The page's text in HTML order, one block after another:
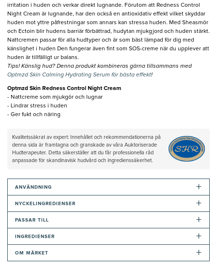
irritation i huden och verkar direkt lugnande. Förutom att Redness Control
Night Cream är lugnande, har den också en antioxidativ effekt vilket skyddar
huden mot yttre påfrestningar som annars kan stressa huden. Med Sheasmör
och Ectoin blir hudens barriär förbättrad, hudytan mjukgjord och huden stärkt.
Nattcremen passar för alla hudtyper och är som bäst lämpad för dig med
känslighet i huden Den fungerar även fint som SOS-creme när du upplever att
huden är tillfälligt ur balans.
Tips! Känslig hud? Denna produkt kombineras gärna tillsammans med
Optmzd Skin Calming Hydrating Serum för bästa effekt!
Optmzd Skin Redness Control Night Cream
- Nattcreme som mjukgör och lugnar
- Lindrar stress i huden
- Ger fukt och näring
Kvalitetssäkrat av expert: Innehållet och rekommendationerna på
denna sida är framtagna och granskade av våra Auktoriserade
Hudterapeuter. Detta säkerställer att du får professionella råd
anpassade för skandinavisk hudvård och ingredienssäkerhet.
ANVÄNDNING +
NYCKELINGREDIENSER +
PASSAR TILL +
INGREDIENSER +
OM MÄRKET +